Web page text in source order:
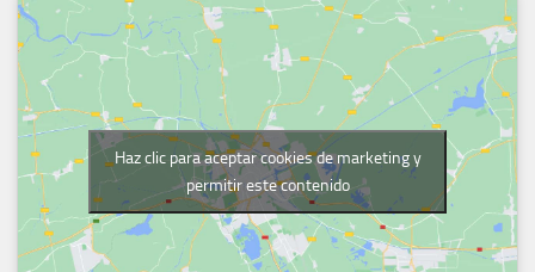
Haz clic para aceptar cookies de marketing y
permitir este contenido